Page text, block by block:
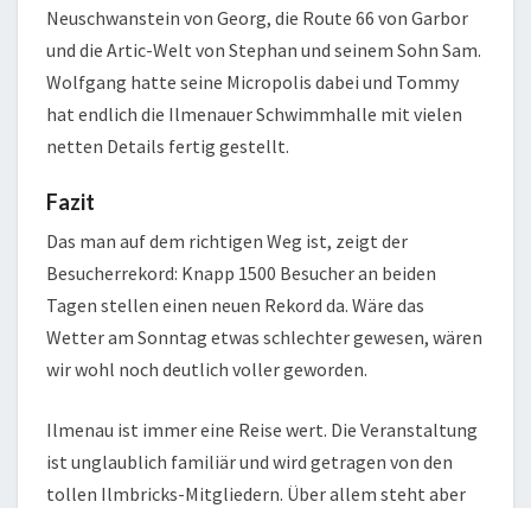
Neuschwanstein von Georg, die Route 66 von Garbor
und die Artic-Welt von Stephan und seinem Sohn Sam.
Wolfgang hatte seine Micropolis dabei und Tommy
hat endlich die Ilmenauer Schwimmhalle mit vielen
netten Details fertig gestellt.
Fazit
Das man auf dem richtigen Weg ist, zeigt der
Besucherrekord: Knapp 1500 Besucher an beiden
Tagen stellen einen neuen Rekord da. Wäre das
Wetter am Sonntag etwas schlechter gewesen, wären
wir wohl noch deutlich voller geworden.
Ilmenau ist immer eine Reise wert. Die Veranstaltung
ist unglaublich familiär und wird getragen von den
tollen Ilmbricks-Mitgliedern. Über allem steht aber